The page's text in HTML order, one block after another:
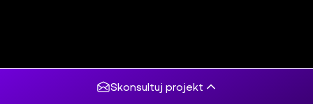
Skonsultuj projekt